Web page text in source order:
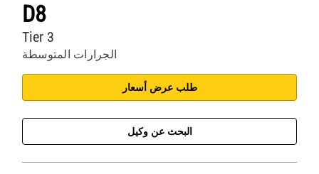
D8
الجرارات المتوسطة
Tier 3
طلب عرض أسعار
البحث عن وكيل